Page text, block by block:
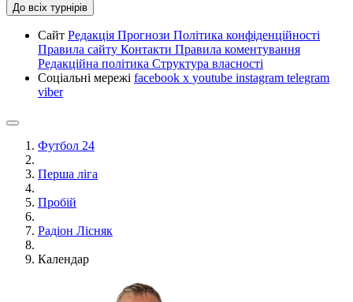
До всіх турнірів
Сайт Редакція Прогнози Політика конфіденційності
Правила сайту Контакти Правила коментування
Редакційна політика Структура власності
Соціальні мережі facebook x youtube instagram telegram
viber
Футбол 24
Перша ліга
Пробій
Радіон Лісняк
Календар